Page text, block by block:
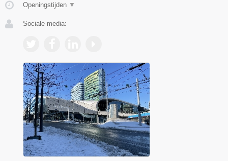
Openingstijden ▼
Sociale media: